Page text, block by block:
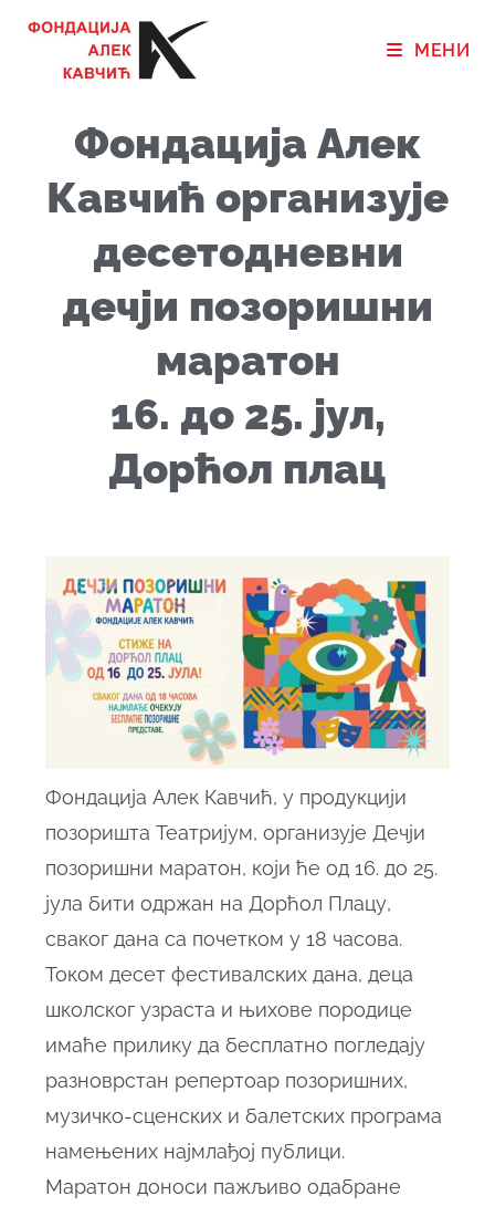
МЕНИ
Фондација Aлек
Кавчић организује
десетодневни
дечји позоришни
маратон
16. до 25. јул,
Дорћол плац
Фондација Алек Кавчић, у продукцији
позоришта Театријум, организује Дечји
позоришни маратон, који ће од 16. до 25.
јула бити одржан на Дорћол Плацу,
сваког дана са почетком у 18 часова.
Током десет фестивалских дана, деца
школског узраста и њихове породице
имаће прилику да бесплатно погледају
разноврстан репертоар позоришних,
музичко-сценских и балетских програма
намењених најмлађој публици.
Маратон доноси пажљиво одабране